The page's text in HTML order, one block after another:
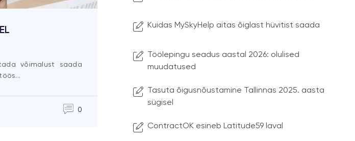
võimalust saada
0
Kuidas MySkyHelp aitas õiglast hüvitist saada
Töölepingu seadus aastal 2026: olulised
muudatused
Tasuta õigusnõustamine Tallinnas 2025. aasta
sügisel
ContractOK esineb Latitude59 laval